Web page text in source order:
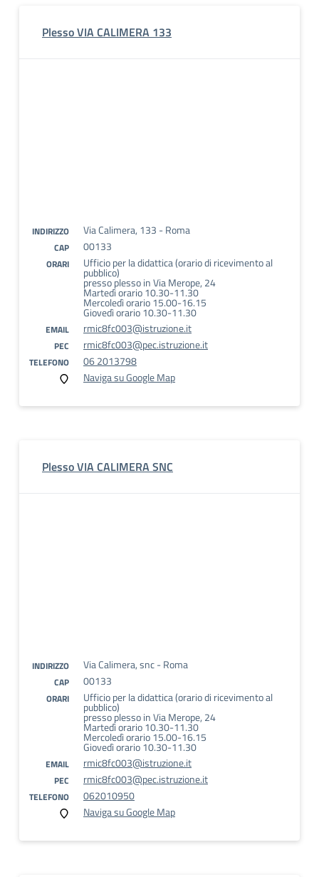
Plesso VIA CALIMERA 133
INDIRIZZO Via Calimera, 133 - Roma
CAP 00133
ORARI Ufficio per la didattica (orario di ricevimento al
pubblico)
presso plesso in Via Merope, 24
Martedì orario 10.30-11.30
Mercoledì orario 15.00-16.15
Giovedì orario 10.30-11.30
EMAIL rmic8fc003@istruzione.it
PEC rmic8fc003@pec.istruzione.it
TELEFONO
06 2013798
Naviga su Google Map
Plesso VIA CALIMERA SNC
INDIRIZZO Via Calimera, snc - Roma
CAP 00133
ORARI Ufficio per la didattica (orario di ricevimento al
pubblico)
presso plesso in Via Merope, 24
Martedì orario 10.30-11.30
Mercoledì orario 15.00-16.15
Giovedì orario 10.30-11.30
EMAIL rmic8fc003@istruzione.it
PEC rmic8fc003@pec.istruzione.it
TELEFONO
062010950
Naviga su Google Map